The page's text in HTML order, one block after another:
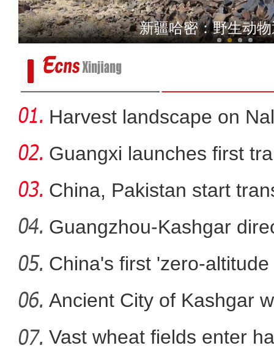
绿色养殖，新疆博乐市这
新疆拜城县：冬小麦出
新疆哈密：野生动
Harvest landscape on
Guangxi launches first
China, Pakistan start
Guangzhou-Kashgar
China's first 'zero-
Ancient City of Kashgar
Vast wheat fields enter